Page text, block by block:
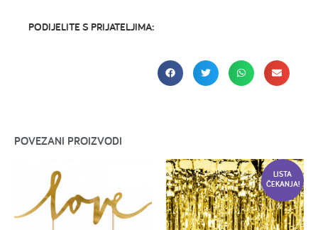
PODIJELITE S PRIJATELJIMA:
POVEZANI PROIZVODI
LISTA
ČEKANJA!